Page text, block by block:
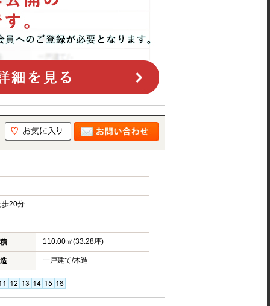
20分
110.00㎡(33.28坪)
一戸建て/木造